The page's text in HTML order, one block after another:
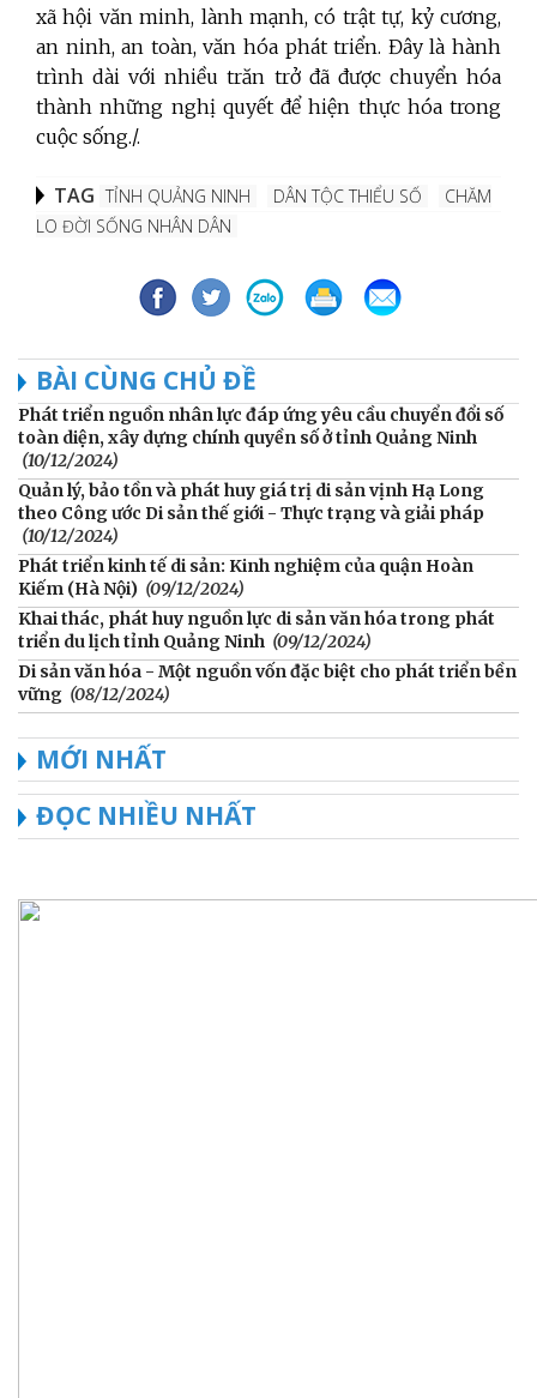
xã hội văn minh, lành mạnh, có trật tự, kỷ cương,
an ninh, an toàn, văn hóa phát triển. Đây là hành
trình dài với nhiều trăn trở đã được chuyển hóa
thành những nghị quyết để hiện thực hóa trong
cuộc sống./.
TAG TỈNH QUẢNG NINH DÂN TỘC THIỂU SỐ
CHĂM
LO ĐỜI SỐNG NHÂN DÂN
BÀI CÙNG CHỦ ĐỀ
Phát triển nguồn nhân lực đáp ứng yêu cầu chuyển đổi số
toàn diện, xây dựng chính quyền số ở tỉnh Quảng Ninh
(10/12/2024)
Quản lý, bảo tồn và phát huy giá trị di sản vịnh Hạ Long
theo Công ước Di sản thế giới - Thực trạng và giải pháp
(10/12/2024)
Phát triển kinh tế di sản: Kinh nghiệm của quận Hoàn
Kiếm (Hà Nội) (09/12/2024)
Khai thác, phát huy nguồn lực di sản văn hóa trong phát
triển du lịch tỉnh Quảng Ninh (09/12/2024)
Di sản văn hóa - Một nguồn vốn đặc biệt cho phát triển bền
vững (08/12/2024)
MỚI NHẤT
ĐỌC NHIỀU NHẤT